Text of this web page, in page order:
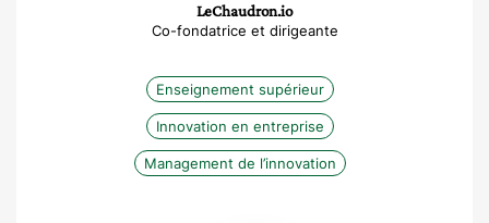
LeChaudron.io
Co-fondatrice et dirigeante
Enseignement supérieur
Innovation en entreprise
Management de l’innovation